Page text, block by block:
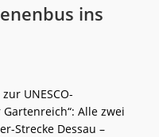
ins
UNESCO-
Alle zwei
Strecke Dessau –